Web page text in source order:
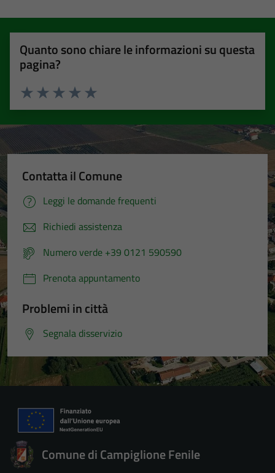
Quanto sono chiare le informazioni su questa
pagina?
Valuta 5 stelle su 5
Valuta 4 stelle su 5
Valuta 3 stelle su 5
Valuta 2 stelle su 5
Valuta 1 stelle su 5
Contatta il Comune
Leggi le domande frequenti
Richiedi assistenza
Numero verde +39 0121 590590
Prenota appuntamento
Problemi in città
Segnala disservizio
Comune di Campiglione Fenile